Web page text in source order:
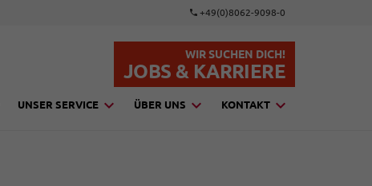
+49(0)8062-9098-0
WIR SUCHEN DICH!
JOBS & KARRIERE
UNSER SERVICE ÜBER UNS KONTAKT